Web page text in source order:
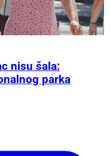
nisu šala:
parka